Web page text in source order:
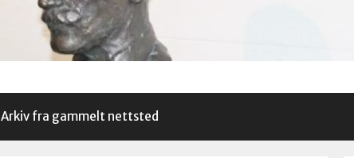
Arkiv fra gammelt nettsted